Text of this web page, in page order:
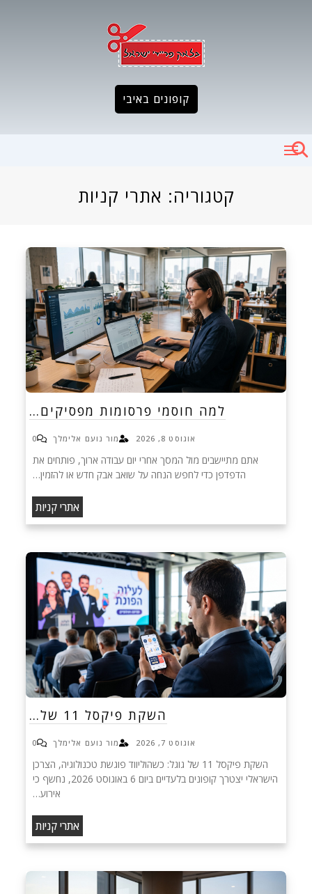
קופונים באיבי
קטגוריה: אתרי קניות
למה חוסמי פרסומות מפסיקים…
אוגוסט 8, 2026 מור נועם אלימלך 0
אתם מתיישבים מול המסך אחרי יום עבודה ארוך, פותחים את
הדפדפן כדי לחפש הנחה על שואב אבק חדש או להזמין…
אתרי קניות
השקת פיקסל 11 של…
אוגוסט 7, 2026 מור נועם אלימלך 0
השקת פיקסל 11 של גוגל: כשהוליווד פוגשת טכנולוגיה, הצרכן
הישראלי יצטרך קופונים בלעדיים ביום 6 באוגוסט 2026, נחשף כי
אירוע…
אתרי קניות